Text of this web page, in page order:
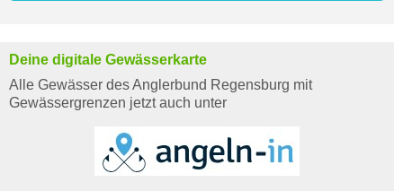
Deine digitale Gewässerkarte
Alle Gewässer des Anglerbund Regensburg mit
Gewässergrenzen jetzt auch unter